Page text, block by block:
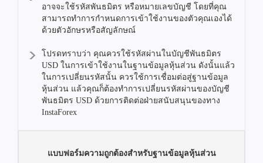
อาจจะใช้รหัสพันธมิตร หรือหมายเลขบัญชี โดยที่คุณ
สามารถทำการกำหนดการเข้าใช้งานของตัวคุณเองได้
ด้วยตัวอักษรหรือสัญลักษณ์
โปรดทราบว่า คุณควรใช้รหัสผ่านในบัญชีพันธมิตร
USD ในการเข้าใช้งานในฐานข้อมูลหุ้นส่วน ดังนั้นแล้ว
ในการเปลี่ยนรหัสนั้น ควรใช้การเชื่อมต่อสู่ฐานข้อมูล
หุ้นส่วน แล้วคุณก็ต้องทำการเปลี่ยนรหัสผ่านของบัญชี
พันธมิตร USD ด้วยการติดต่อฝ่ายสนับสนุนของทาง
InstaForex
แบบฟอร์มความถูกต้องสำหรับฐานข้อมูลหุ้นส่วน